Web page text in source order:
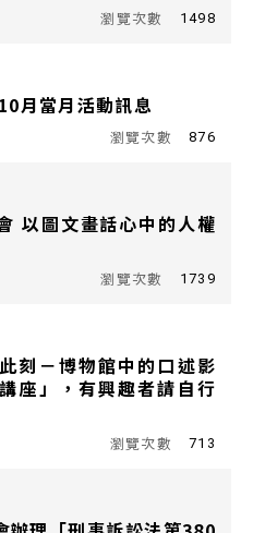
1498
月當月活動訊息
876
以圖文畫話心中的人權
1739
刻－博物館中的口述影
座」，有興趣者請自行
713